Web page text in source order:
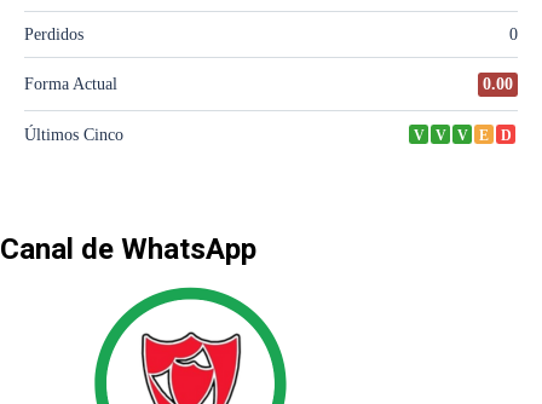
Canal de WhatsApp